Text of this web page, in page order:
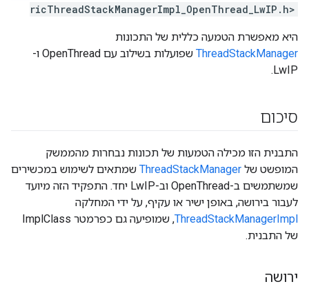
ricThreadStackManagerImpl_OpenThread_LwIP.h>
היא מאפשרת הטמעה כללית של התכונות
ThreadStackManager
שפועלות בשילוב עם OpenThread ו-
LwIP.
סיכום
התבנית הזו מכילה הטמעות של תכונות נבחרות מהממשק
המופשט של ThreadStackManager שמתאים לשימוש במכשירים
שמשתמשים ב-OpenThread וב-LwIP יחד. התפקיד הזה מיועד
לעבור בירושה, באופן ישיר או עקיף, על ידי המחלקה
ThreadStackManagerImpl
, שמופיעה גם כפרמטר ImplClass
של התבנית.
ירושה